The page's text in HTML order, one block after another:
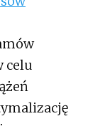
celu